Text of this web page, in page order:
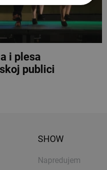
i plesa
publici
SHOW
Napredujem